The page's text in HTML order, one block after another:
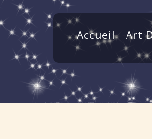
Accueil Art